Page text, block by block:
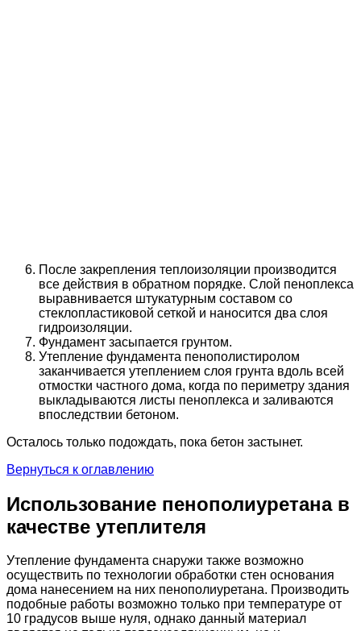
После закрепления теплоизоляции производится
все действия в обратном порядке. Слой пеноплекса
выравнивается штукатурным составом со
стеклопластиковой сеткой и наносится два слоя
гидроизоляции.
Фундамент засыпается грунтом.
Утепление фундамента пенополистиролом
заканчивается утеплением слоя грунта вдоль всей
отмостки частного дома, когда по периметру здания
выкладываются листы пеноплекса и заливаются
впоследствии бетоном.
Осталось только подождать, пока бетон застынет.
Вернуться к оглавлению
Использование пенополиуретана в
качестве утеплителя
Утепление фундамента снаружи также возможно
осуществить по технологии обработки стен основания
дома нанесением на них пенополиуретана. Производить
подобные работы возможно только при температуре от
10 градусов выше нуля, однако данный материал